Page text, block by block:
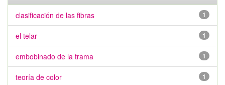
1
clasificación de las fibras
1
el telar
1
embobinado de la trama
1
teoría de color